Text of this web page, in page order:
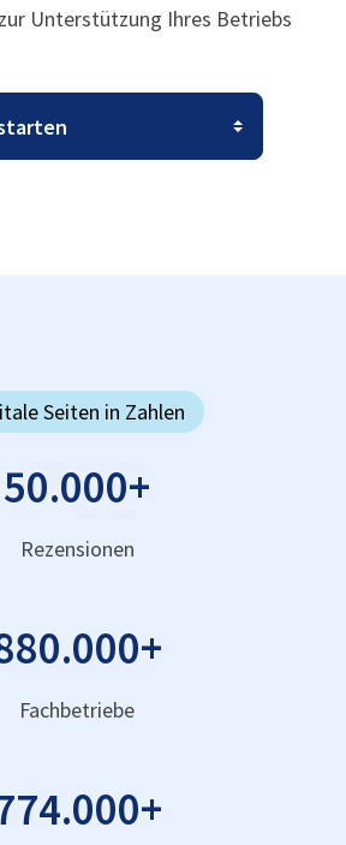
Unterstützung Ihres Betriebs
Seiten in Zahlen
50.000+
Rezensionen
+
Fachbetriebe
+